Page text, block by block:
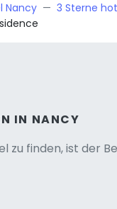
Nancy
3 Sterne
IN NANCY
zu finden, ist der